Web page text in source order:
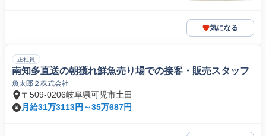
気になる
正社員
南知多直送の朝獲れ鮮魚売り場での接客・販売スタッフ
魚太郎２株式会社
〒509-0206岐阜県可児市土田
月給31万3113円～35万687円